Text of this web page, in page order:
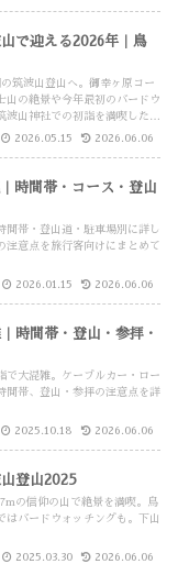
で迎える2026年｜鳥
筑波山登山へ。御幸ヶ原コー
山の絶景や今年最初のバードウ
山神社での初詣を満喫した元
2026.05.15 2026.06.06
時間帯・コース・登山
帯・登山道・駐車場別に詳し
注意点を旅行客向けにまとめて
2026.01.15 2026.06.06
時間帯・登山・参拝・
で大混雑。ケーブルカー・ロー
間帯、登山・参拝の注意点を詳
2025.10.18 2026.06.06
山登山2025
の信仰の山で絶景を満喫。鳥
はバードウォッチングも。下山
2025.03.30 2026.06.06